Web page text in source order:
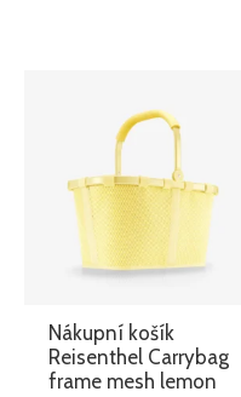
Nákupní košík
Reisenthel Carrybag
frame mesh lemon